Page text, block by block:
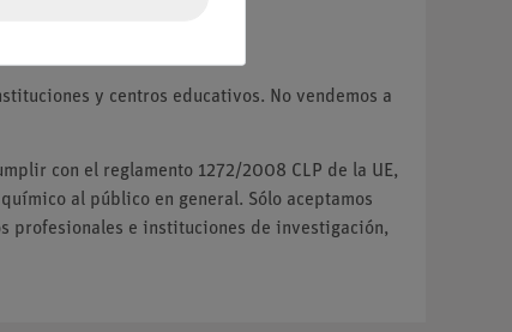
y centros educativos. No vendemos a
con el reglamento 1272/2008 CLP de la UE,
al público en general. Sólo aceptamos
profesionales e instituciones de investigación,